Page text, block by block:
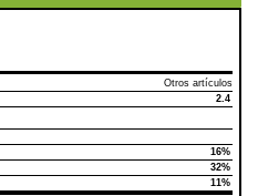
Otros artículos
2.4
16%
32%
11%